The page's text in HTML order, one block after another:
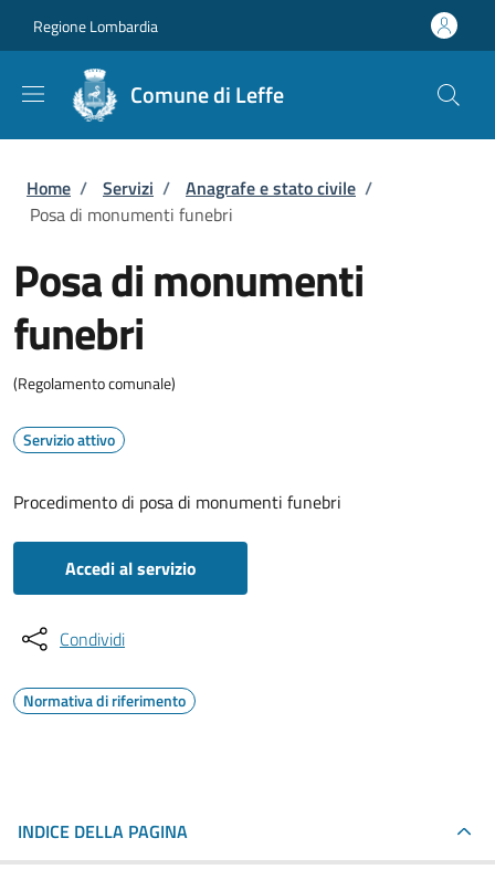
Regione Lombardia
Comune di Leffe
Briciole di pane
Home / Servizi / Anagrafe e stato civile /
Posa di monumenti funebri
Posa di monumenti
funebri
(Regolamento comunale)
Servizio attivo
Procedimento di posa di monumenti funebri
Accedi al servizio
Condividi
Normativa di riferimento
INDICE DELLA PAGINA